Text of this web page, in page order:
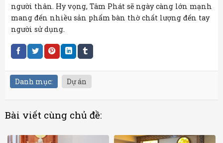
người thân. Hy vọng, Tâm Phát sẽ ngày càng lớn mạnh
mang đến nhiều sản phẩm bàn thờ chất lượng đến tay
người sử dụng.
Danh mục: Dự án
Bài viết cùng chủ đề: